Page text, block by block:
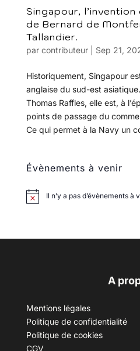
Singapour, l’invention
de Bernard de
Tallandier.
par contributeur| Sep 21,
Historiquement, Singapour
anglaise du sud-est
Thomas Raffles, elle est, à
points de passage du
Ce qui permet à la Navy un
Évènements à venir
Il n’y a pas d’évènements à
A
Mentions légales
Politique de confidentialité
Politique de cookies
CGV